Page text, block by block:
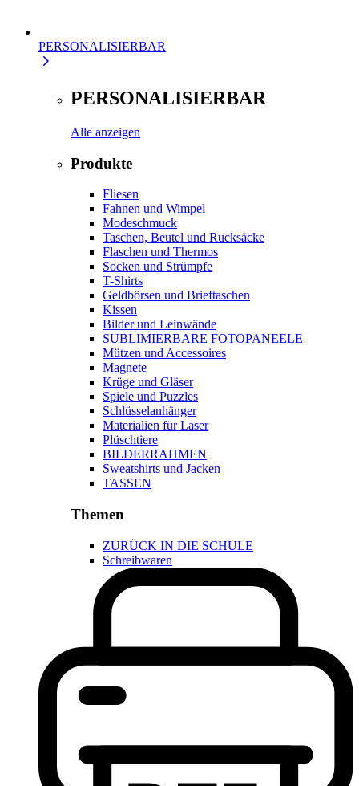
PERSONALISIERBAR
PERSONALISIERBAR
Alle anzeigen
Produkte
Fliesen
Fahnen und Wimpel
Modeschmuck
Taschen, Beutel und Rucksäcke
Flaschen und Thermos
Socken und Strümpfe
T-Shirts
Geldbörsen und Brieftaschen
Kissen
Bilder und Leinwände
SUBLIMIERBARE FOTOPANEELE
Mützen und Accessoires
Magnete
Krüge und Gläser
Spiele und Puzzles
Schlüsselanhänger
Materialien für Laser
Plüschtiere
BILDERRAHMEN
Sweatshirts und Jacken
TASSEN
Themen
ZURÜCK IN DIE SCHULE
Schreibwaren